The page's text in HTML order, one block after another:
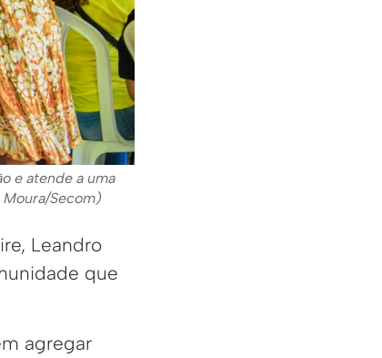
e atende a uma
Secom)
Leandro
que
agregar